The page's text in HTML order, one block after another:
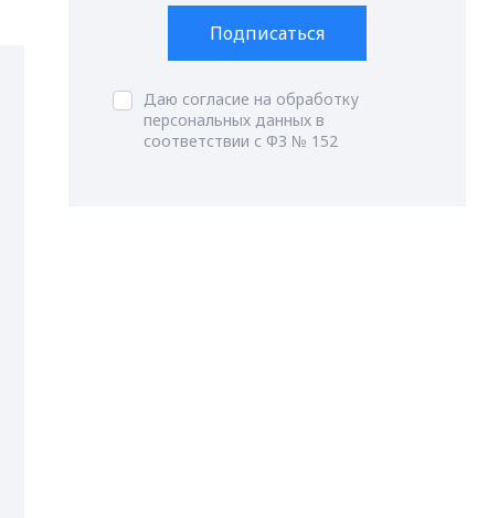
Подписаться
Даю согласие на обработку
персональных данных в
соответствии с ФЗ № 152